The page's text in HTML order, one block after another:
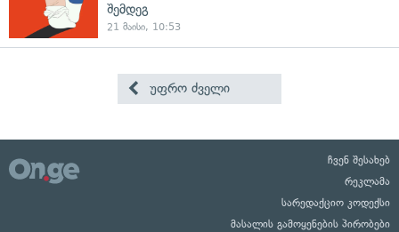
შემდეგ
21 მაისი, 10:53
უფრო ძველი
ჩვენ შესახებ
რეკლამა
სარედაქციო კოდექსი
მასალის გამოყენების პირობები